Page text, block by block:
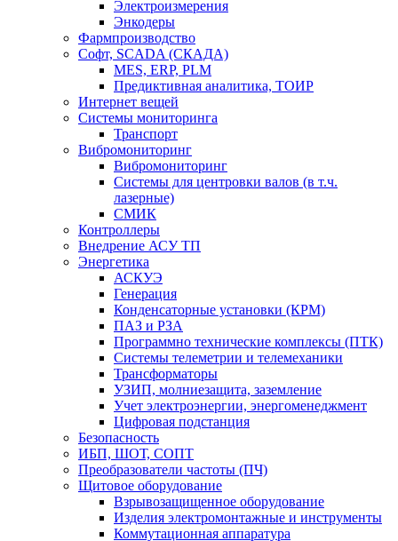
Электроизмерения
Энкодеры
Фармпроизводство
Софт, SCADA (СКАДА)
MES, ERP, PLM
Предиктивная аналитика, ТОИР
Интернет вещей
Системы мониторинга
Транспорт
Вибромониторинг
Вибромониторинг
Системы для центровки валов (в т.ч.
лазерные)
СМИК
Контроллеры
Внедрение АСУ ТП
Энергетика
АСКУЭ
Генерация
Конденсаторные установки (КРМ)
ПАЗ и РЗА
Программно технические комплексы (ПТК)
Системы телеметрии и телемеханики
Трансформаторы
УЗИП, молниезащита, заземление
Учет электроэнергии, энергоменеджмент
Цифровая подстанция
Безопасность
ИБП, ШОТ, СОПТ
Преобразователи частоты (ПЧ)
Щитовое оборудование
Взрывозащищенное оборудование
Изделия электромонтажные и инструменты
Коммутационная аппаратура